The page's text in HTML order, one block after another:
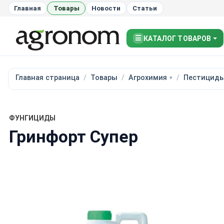
Главная Товары Новости Статьи
☰ КАТАЛОГ ТОВАРОВ
Главная страница Товары Агрохимия
ФУНГИЦИДЫ
Гринфорт Супер